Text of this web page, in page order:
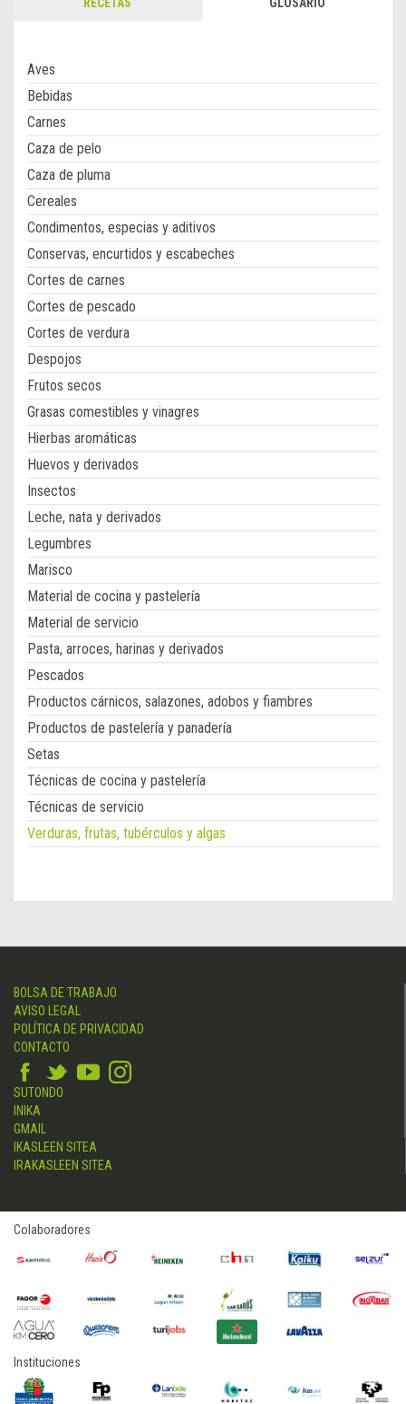
Aves
Bebidas
Carnes
Caza de pelo
Caza de pluma
Cereales
Condimentos, especias y aditivos
Conservas, encurtidos y escabeches
Cortes de carnes
Cortes de pescado
Cortes de verdura
Despojos
Frutos secos
Grasas comestibles y vinagres
Hierbas aromáticas
Huevos y derivados
Insectos
Leche, nata y derivados
Legumbres
Marisco
Material de cocina y pastelería
Material de servicio
Pasta, arroces, harinas y derivados
Pescados
Productos cárnicos, salazones, adobos y fiambres
Productos de pastelería y panadería
Setas
Técnicas de cocina y pastelería
Técnicas de servicio
Verduras, frutas, tubérculos y algas
BOLSA DE TRABAJO
AVISO LEGAL
POLÍTICA DE PRIVACIDAD
CONTACTO
SUTONDO
INIKA
GMAIL
IKASLEEN SITEA
IRAKASLEEN SITEA
Colaboradores
Instituciones